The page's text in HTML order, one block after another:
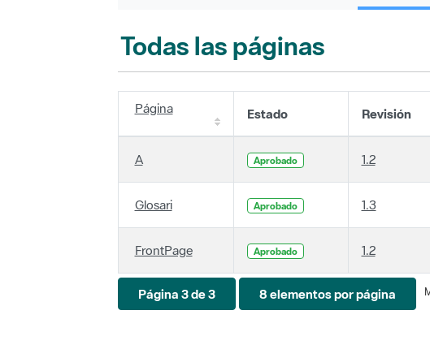
Todas las páginas
Página Estado Revisión
A Aprobado 1.2
Glosari Aprobado 1.3
FrontPage Aprobado 1.2
Página 3 de 3 8 elementos por página